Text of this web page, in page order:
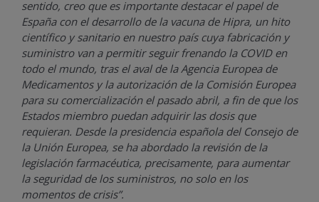
sentido, creo que es importante destacar el papel de
España con el desarrollo de la vacuna de Hipra, un hito
científico y sanitario en nuestro país cuya fabricación y
suministro van a permitir seguir frenando la COVID en
todo el mundo, tras el aval de la Agencia Europea de
Medicamentos y la autorización de la Comisión Europea
para su comercialización el pasado abril, a fin de que los
Estados miembro puedan adquirir las dosis que
requieran. Desde la presidencia española del Consejo de
la Unión Europea, se ha abordado la revisión de la
legislación farmacéutica, precisamente, para aumentar
la seguridad de los suministros, no solo en los
momentos de crisis”.